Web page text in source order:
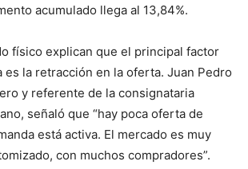
acumulado llega al 13,84%.
físico explican que el principal factor
es la retracción en la oferta. Juan Pedro
y referente de la consignataria
señaló que “hay poca oferta de
está activa. El mercado es muy
con muchos compradores”.